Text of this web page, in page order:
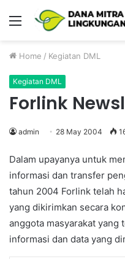
Menu
Home / Kegiatan DML
Kegiatan DML
Forlink
admin 28 May 2004
Dalam upayanya untuk
informasi dan transfer
tahun 2004 Forlink telah
yang dikirimkan secara
anggota masyarakat yang
informasi dan data yang